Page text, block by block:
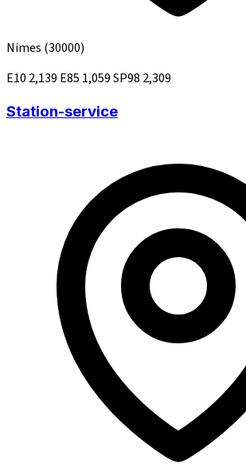
Nimes (30000)
E10 2,139 E85 1,059SP98 2,309
Station-service